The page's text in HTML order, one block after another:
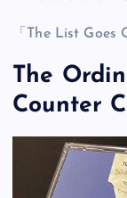
「The List Goes
The
Counter